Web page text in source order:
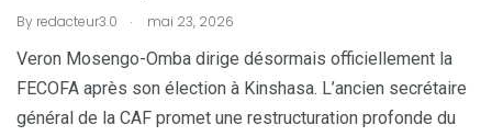
By redacteur3.0 . mai 23, 2026
Veron Mosengo-Omba dirige désormais officiellement la
FECOFA après son élection à Kinshasa. L’ancien secrétaire
général de la CAF promet une restructuration profonde du